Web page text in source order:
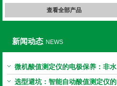
查看全部产品
新闻动态 NEWS
微机酸值测定仪的电极保养：非水
电极的清洗与活化方法
选型避坑：智能自动酸值测定仪的